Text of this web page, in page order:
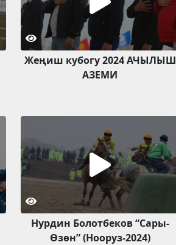
Жеңиш кубогу 2024 АЧЫЛЫШ
АЗЕМИ
Нурдин Болотбеков “Сары-
Өзөн” (Нооруз-2024)